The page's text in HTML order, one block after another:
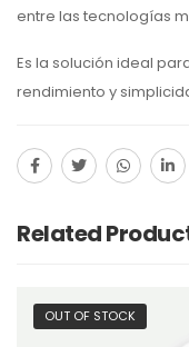
entre las tecnologías
Es la solución ideal
rendimiento y
Related
OUT OF STOCK